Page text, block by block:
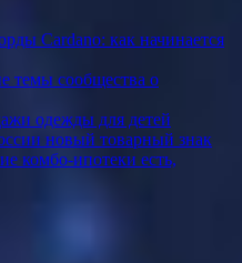
Cardano: как начинается
темы сообщества о
одежды для детей
новый товарный знак
комбо-ипотеки есть,